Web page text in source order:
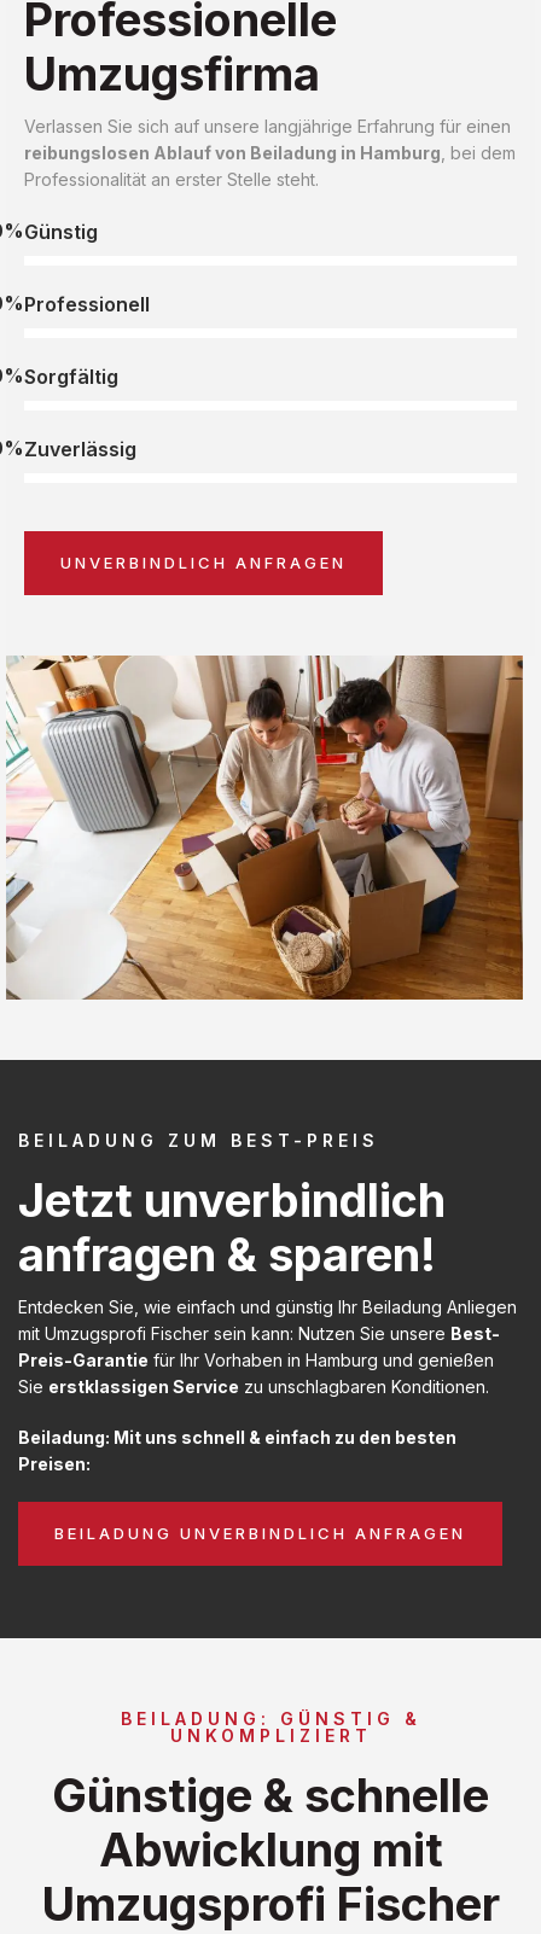
Professionelle
Umzugsfirma
Verlassen Sie sich auf unsere langjährige Erfahrung für einen
reibungslosen Ablauf von Beiladung in Hamburg , bei dem
Professionalität an erster Stelle steht.
Günstig
Professionell
Sorgfältig
Zuverlässig
UNVERBINDLICH ANFRAGEN
BEILADUNG ZUM BEST-PREIS
Jetzt unverbindlich
anfragen & sparen!
Entdecken Sie, wie einfach und günstig Ihr Beiladung Anliegen
mit Umzugsprofi Fischer sein kann: Nutzen Sie unsere Best-
Preis-Garantie für Ihr Vorhaben in Hamburg und genießen
Sie erstklassigen Service zu unschlagbaren Konditionen.
Beiladung: Mit uns schnell & einfach zu den besten
Preisen:
BEILADUNG UNVERBINDLICH ANFRAGEN
BEILADUNG: GÜNSTIG &
UNKOMPLIZIERT
Günstige & schnelle
Abwicklung mit
Umzugsprofi Fischer